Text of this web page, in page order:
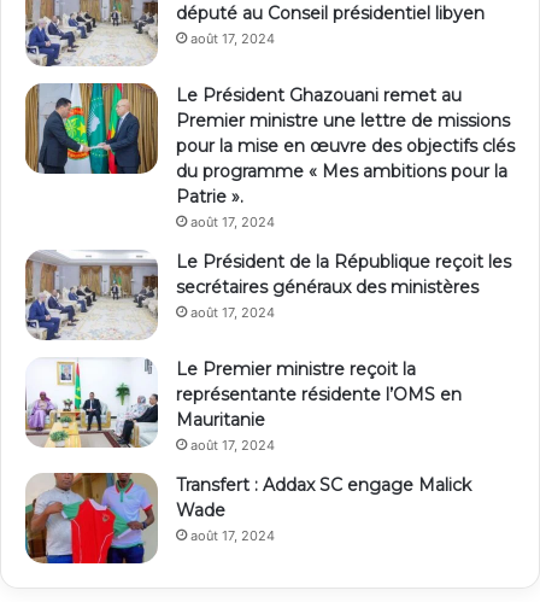
député au Conseil présidentiel libyen
août 17, 2024
Le Président Ghazouani remet au
Premier ministre une lettre de missions
pour la mise en œuvre des objectifs clés
du programme « Mes ambitions pour la
Patrie ».
août 17, 2024
Le Président de la République reçoit les
secrétaires généraux des ministères
août 17, 2024
Le Premier ministre reçoit la
représentante résidente l’OMS en
Mauritanie
août 17, 2024
Transfert : Addax SC engage Malick
Wade
août 17, 2024